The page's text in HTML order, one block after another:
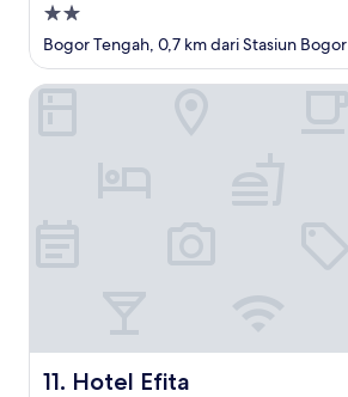
Properti
bintang
2.0
Bogor Tengah, 0,7 km dari Stasiun Bogor
11. Hotel Efita
Hotel Efita
Hotel Efita